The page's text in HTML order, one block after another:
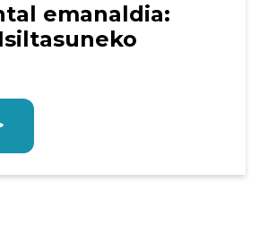
emanaldia: